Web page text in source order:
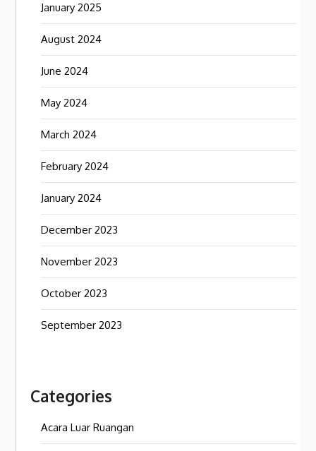
January 2025
August 2024
June 2024
May 2024
March 2024
February 2024
January 2024
December 2023
November 2023
October 2023
September 2023
Categories
Acara Luar Ruangan